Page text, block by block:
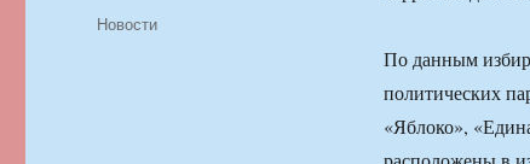
По данным
политических
«Яблоко»,
Рубрики
Новости